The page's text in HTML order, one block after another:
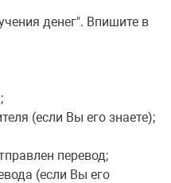
денег". Впишите в
(если Вы его знаете);
перевод;
(если Вы его